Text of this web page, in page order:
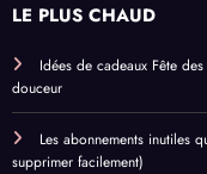
LE PLUS CHAUD
Idées de cadeaux Fête
douceur
Les abonnements inutiles
supprimer facilement)